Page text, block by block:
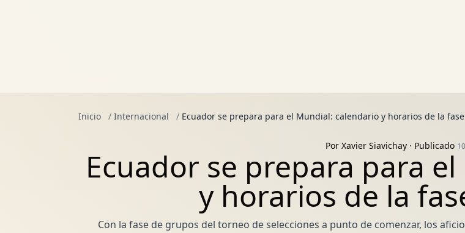
Inicio / Internacional / Ecuador se prepara para el Mundial: calendario y horarios de la
Por Xavier Siavichay · Publicado
Ecuador se prepara para
y horarios de la
Con la fase de grupos del torneo de selecciones a punto de comenzar, los